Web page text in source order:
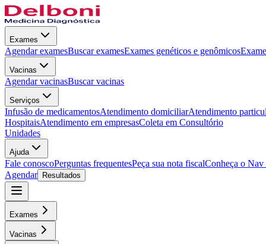
Exames
Agendar examesBuscar examesExames genéticos e genômicos
Vacinas
Agendar vacinasBuscar vacinas
Serviços
Infusão de medicamentosAtendimento domiciliarAtendimento
HospitaisAtendimento em empresasColeta em Consultório
Unidades
Ajuda
Fale conoscoPerguntas frequentesPeça sua nota fiscalConheça o Nav
Agendar
Resultados
Exames
Vacinas